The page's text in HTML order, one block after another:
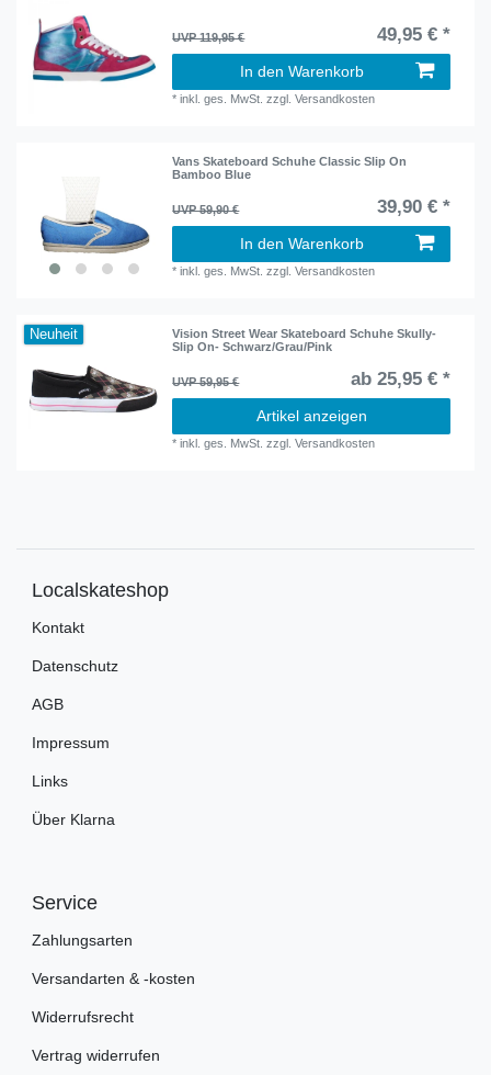
UVP 119,95 € 49,95 € *
In den Warenkorb
*inkl. ges. MwSt. zzgl.Versandkosten
Vans Skateboard Schuhe Classic Slip On
Bamboo Blue
UVP 59,90 € 39,90 € *
In den Warenkorb
*inkl. ges. MwSt. zzgl.Versandkosten
Neuheit
Vision Street Wear Skateboard Schuhe Skully-
Slip On- Schwarz/Grau/Pink
UVP 59,95 € ab 25,95 € *
Artikel anzeigen
*inkl. ges. MwSt. zzgl.Versandkosten
Localskateshop
Kontakt
Datenschutz
AGB
Impressum
Links
Über Klarna
Service
Zahlungsarten
Versandarten & -kosten
Widerrufsrecht
Vertrag widerrufen